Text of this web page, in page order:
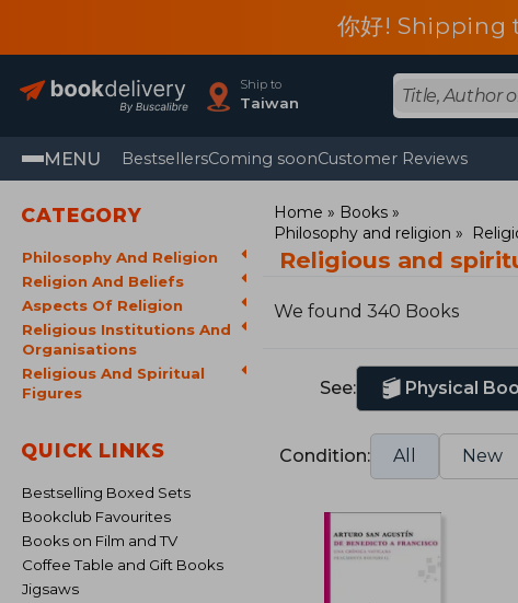
你好!
Ship to
Taiwan
MENU BestsellersComing soonCustomer Reviews
CATEGORY
Philosophy And Religion
Religion And Beliefs
Aspects Of Religion
Religious Institutions And
Organisations
Religious And Spiritual
Figures
QUICK LINKS
Bestselling Boxed Sets
Bookclub Favourites
Books on Film and TV
Coffee Table and Gift Books
Jigsaws
Home
Books
Philosophy and religion
Religious and
We found 340 Books
See: Physical
Condition: All New